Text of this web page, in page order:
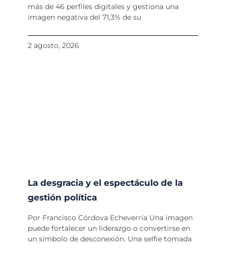
más de 46 perfiles digitales y gestiona una
imagen negativa del 71,3% de su
2 agosto, 2026
La desgracia y el espectáculo de la
gestión política
Por Francisco Córdova Echeverría Una imagen
puede fortalecer un liderazgo o convertirse en
un símbolo de desconexión. Una selfie tomada